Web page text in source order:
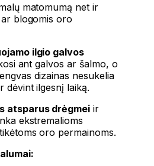
matomumą net ir
blogomis oro
ilgio galvos
ant galvos ar šalmo, o
dizainas nesukelia
dėvint ilgesnį laiką.
atsparus drėgmei ir
ekstremalioms
oro permainoms.